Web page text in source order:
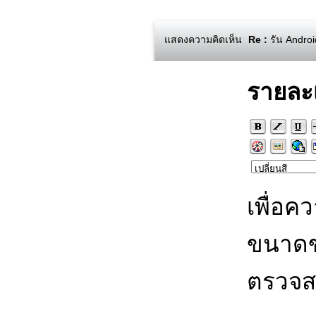
แสดงความคิดเห็น Re : รัน
รายล
เพื่อค
ขนาด
ตรวจ